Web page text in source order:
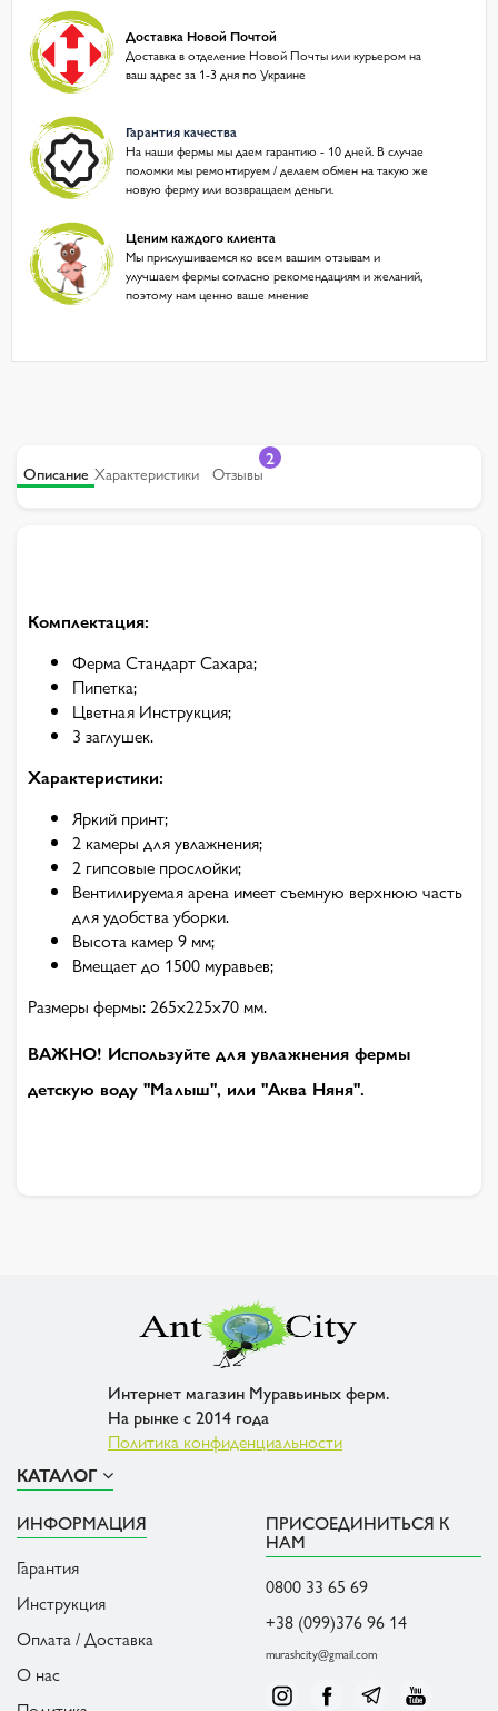
Доставка Новой Почтой
Доставка в отделение Новой Почты или курьером на
ваш адрес за 1-3 дня по Украине
Гарантия качества
На наши фермы мы даем гарантию - 10 дней. В случае
поломки мы ремонтируем / делаем обмен на такую же
новую ферму или возвращаем деньги.
Ценим каждого клиента
Мы прислушиваемся ко всем вашим отзывам и
улучшаем фермы согласно рекомендациям и желаний,
поэтому нам ценно ваше мнение
Описание Характеристики Отзывы
2
Комплектация:
Ферма Стандарт Сахара;
Пипетка;
Цветная Инструкция;
3 заглушек.
Характеристики:
Яркий принт;
2 камеры для увлажнения;
2 гипсовые прослойки;
Вентилируемая арена имеет съемную верхнюю часть
для удобства уборки.
Высота камер 9 мм;
Вмещает до 1500 муравьев;
Размеры фермы: 265х225х70 мм.
ВАЖНО! Используйте для увлажнения фермы
детскую воду "Малыш", или "Аква Няня".
Интернет магазин Муравьиных ферм.
На рынке с 2014 года
Политика конфиденциальности
КАТАЛОГ
ИНФОРМАЦИЯ
Гарантия
Инструкция
Оплата / Доставка
О нас
ПРИСОЕДИНИТЬСЯ К
НАМ
0800 33 65 69
+38 (099)376 96 14
murashcity@gmail.com